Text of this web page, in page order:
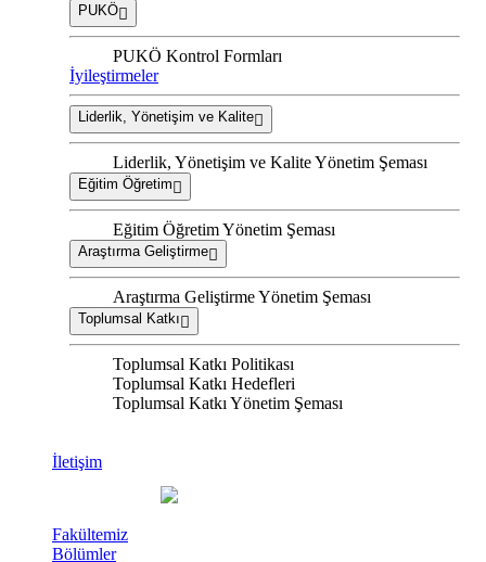
PUKÖ
PUKÖ Kontrol Formları
İyileştirmeler
Liderlik, Yönetişim ve Kalite
Liderlik, Yönetişim ve Kalite Yönetim Şeması
Eğitim Öğretim
Eğitim Öğretim Yönetim Şeması
Araştırma Geliştirme
Araştırma Geliştirme Yönetim Şeması
Toplumsal Katkı
Toplumsal Katkı Politikası
Toplumsal Katkı Hedefleri
Toplumsal Katkı Yönetim Şeması
İletişim
Fakültemiz
Bölümler